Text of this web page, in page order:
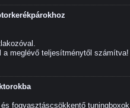
a meglévő teljesítménytől számítva!
fogyasztáscsökkentő tuningboxok